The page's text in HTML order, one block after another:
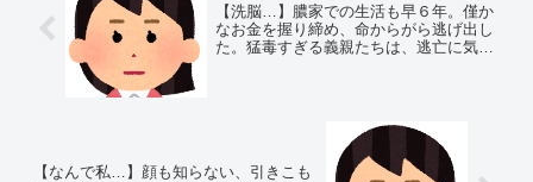
【洗脳…】膿家での生活も早６年。僅か
なお金を握り締め、命からがら逃げ出し
た。猛毒すぎる義親たちは、逃亡に気付
【なんで私…】顔も知らない、引きこも